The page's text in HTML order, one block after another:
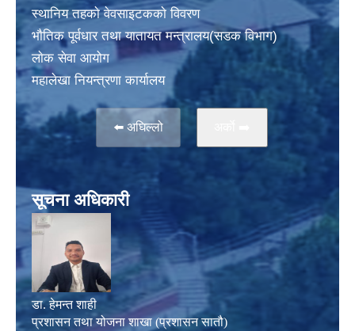
स्थानिय तहकाे वेवसाइटककाे विवरण
भाैतिक पूर्वधार तथा यातायत मन्त्रालय(सडक विभाग)
लाेक सेवा आयोग
महालेखा नियन्त्रणा कार्यालय
⬅️ अघिल्लो
सूचना अधिकारी
डा. हेमन्त शाही
प्रशासन तथा योजना शाखा (प्रशासन सातौ)